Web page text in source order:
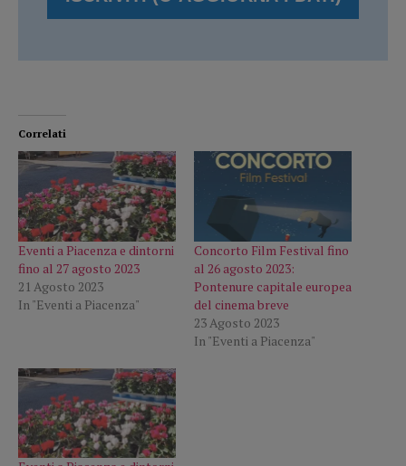
Correlati
Eventi a Piacenza e dintorni
fino al 27 agosto 2023
21 Agosto 2023
In "Eventi a Piacenza"
Concorto Film Festival fino
al 26 agosto 2023:
Pontenure capitale europea
del cinema breve
23 Agosto 2023
In "Eventi a Piacenza"